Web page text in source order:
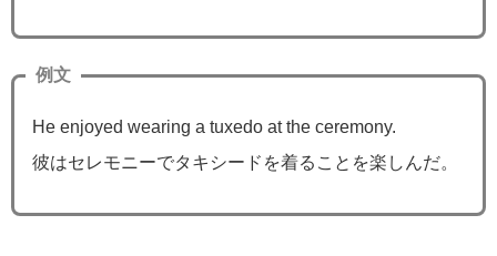
例文
He enjoyed wearing a tuxedo at the ceremony.
彼はセレモニーでタキシードを着ることを楽しんだ。